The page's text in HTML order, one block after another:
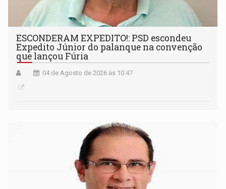
ESCONDERAM EXPEDITO!: PSD escondeu
Expedito Júnior do palanque na convenção
que lançou Fúria
04 de Agosto de 2026 às 10:47